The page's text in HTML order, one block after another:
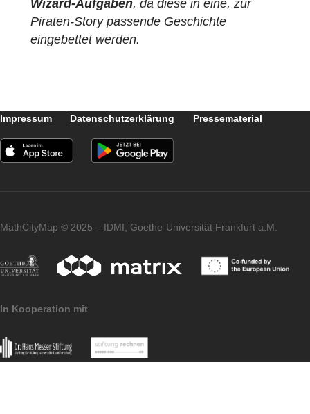
wiegt. Ich habe
von Landratten
wiegt.“
Durch die Bearbeitung des Trails können
Natur Indonesiens begeben. Discover
“Telaga Tujuh Island Adventure Trail”
Für seinen Trail nutzt er viele